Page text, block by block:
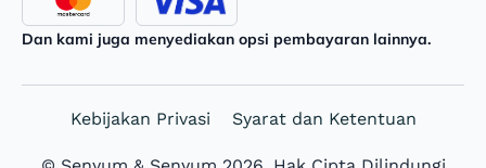
Dan kami juga menyediakan opsi pembayaran lainnya.
Kebijakan Privasi Syarat dan Ketentuan